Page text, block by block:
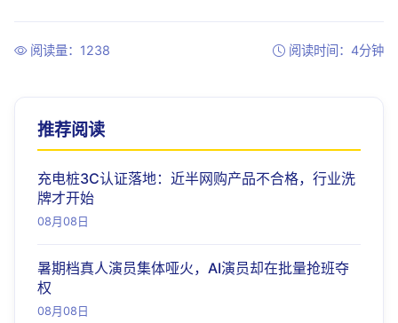
阅读量：1238 阅读时间：4分钟
推荐阅读
充电桩3C认证落地：近半网购产品不合格，行业洗
牌才开始
08月08日
暑期档真人演员集体哑火，AI演员却在批量抢班夺
权
08月08日